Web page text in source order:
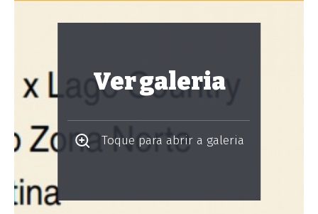
Ver galeria
Toque para abrir a galeria